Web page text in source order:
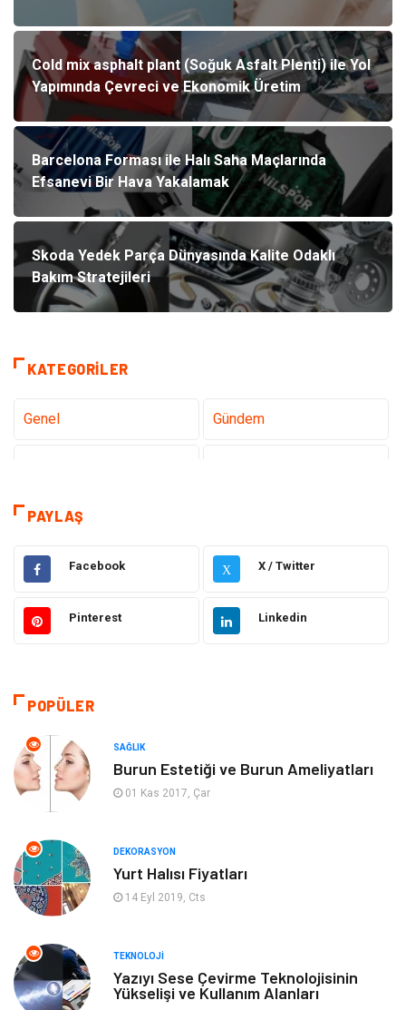
Cold mix asphalt plant (Soğuk Asfalt Plenti) ile Yol
Yapımında Çevreci ve Ekonomik Üretim
Barcelona Forması ile Halı Saha Maçlarında
Efsanevi Bir Hava Yakalamak
Skoda Yedek Parça Dünyasında Kalite Odaklı
Bakım Stratejileri
KATEGORILER
Genel Gündem
Sağlık
Gıda Alışveriş
Makine Eğitim Kurumları
Hukuk
Eğitim & Kariyer
Yapı İnşaat
Turizm
Bilgisayar & Yazılım Mobilya
Tekstil Maden ve Metal
PAYLAŞ
Facebook X X / Twitter
Pinterest Linkedin
POPÜLER
SAĞLIK
Burun Estetiği ve Burun Ameliyatları
01 Kas 2017, Çar
DEKORASYON
Yurt Halısı Fiyatları
14 Eyl 2019, Cts
TEKNOLOJI
Yazıyı Sese Çevirme Teknolojisinin
Yükselişi ve Kullanım Alanları